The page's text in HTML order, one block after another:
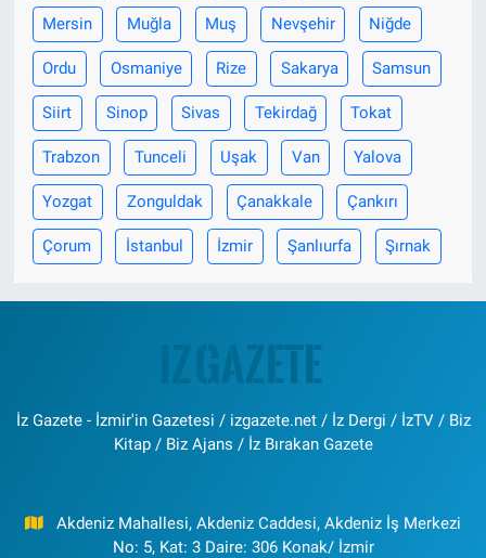
Mersin Muğla Muş Nevşehir Niğde
Ordu Osmaniye Rize Sakarya Samsun
Siirt Sinop Sivas Tekirdağ Tokat
Trabzon Tunceli Uşak Van Yalova
Yozgat Zonguldak Çanakkale Çankırı
Çorum İstanbul İzmir Şanlıurfa Şırnak
İz Gazete - İzmir'in Gazetesi / izgazete.net / İz Dergi / İzTV / Biz
Kitap / Biz Ajans / İz Bırakan Gazete
Akdeniz Mahallesi, Akdeniz Caddesi, Akdeniz İş Merkezi
No: 5, Kat: 3 Daire: 306 Konak/ İzmir